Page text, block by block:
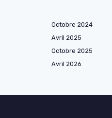
Octobre 2024
Avril 2025
Octobre 2025
Avril 2026